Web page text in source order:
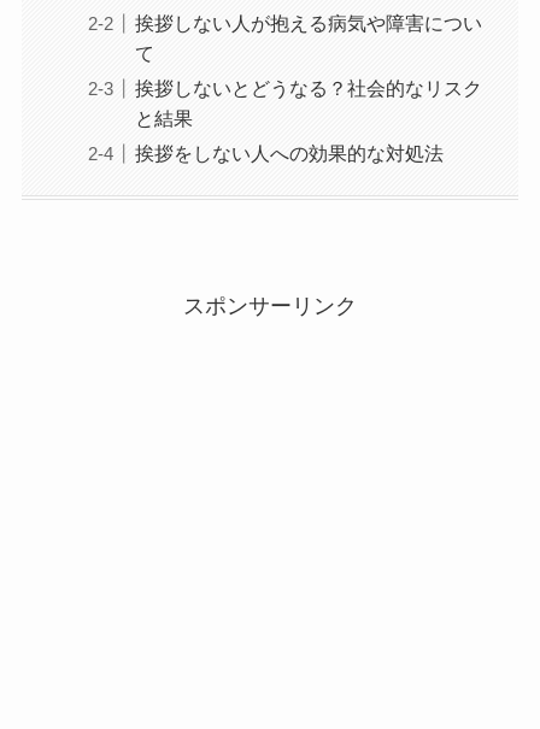
挨拶しない人が抱える病気や障害につい
て
挨拶しないとどうなる？社会的なリスク
と結果
挨拶をしない人への効果的な対処法
スポンサーリンク